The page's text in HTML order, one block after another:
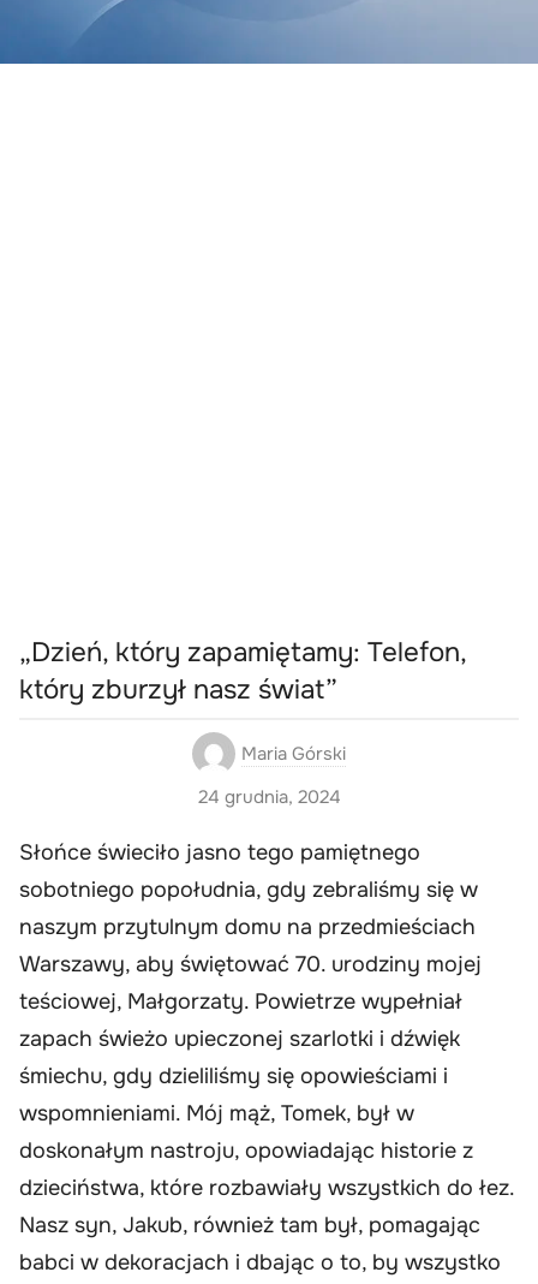
„Dzień, który zapamiętamy: Telefon,
który zburzył nasz świat”
Maria Górski
24 grudnia, 2024
Słońce świeciło jasno tego pamiętnego
sobotniego popołudnia, gdy zebraliśmy się w
naszym przytulnym domu na przedmieściach
Warszawy, aby świętować 70. urodziny mojej
teściowej, Małgorzaty. Powietrze wypełniał
zapach świeżo upieczonej szarlotki i dźwięk
śmiechu, gdy dzieliliśmy się opowieściami i
wspomnieniami. Mój mąż, Tomek, był w
doskonałym nastroju, opowiadając historie z
dzieciństwa, które rozbawiały wszystkich do łez.
Nasz syn, Jakub, również tam był, pomagając
babci w dekoracjach i dbając o to, by wszystko